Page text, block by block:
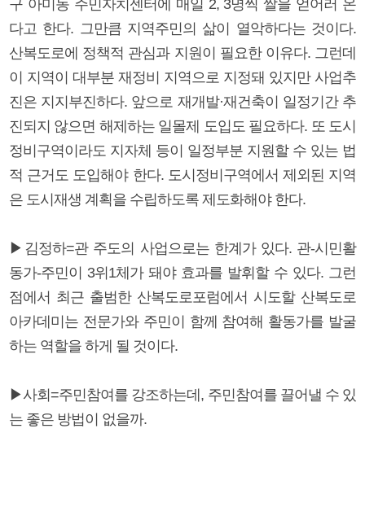
구 아미동 주민자치센터에 매일 2, 3명씩 쌀을 얻어러 온
다고 한다. 그만큼 지역주민의 삶이 열악하다는 것이다.
산복도로에 정책적 관심과 지원이 필요한 이유다. 그런데
이 지역이 대부분 재정비 지역으로 지정돼 있지만 사업추
진은 지지부진하다. 앞으로 재개발·재건축이 일정기간 추
진되지 않으면 해제하는 일몰제 도입도 필요하다. 또 도시
정비구역이라도 지자체 등이 일정부분 지원할 수 있는 법
적 근거도 도입해야 한다. 도시정비구역에서 제외된 지역
은 도시재생 계획을 수립하도록 제도화해야 한다.
▶김정하=관 주도의 사업으로는 한계가 있다. 관-시민활
동가-주민이 3위1체가 돼야 효과를 발휘할 수 있다. 그런
점에서 최근 출범한 산복도로포럼에서 시도할 산복도로
아카데미는 전문가와 주민이 함께 참여해 활동가를 발굴
하는 역할을 하게 될 것이다.
▶사회=주민참여를 강조하는데, 주민참여를 끌어낼 수 있
는 좋은 방법이 없을까.